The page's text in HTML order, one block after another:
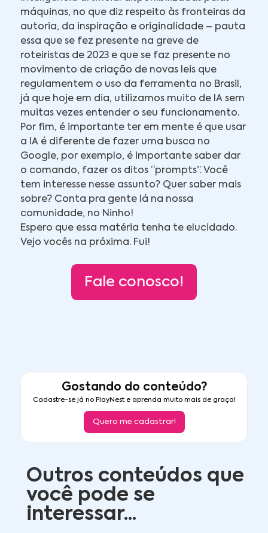
máquinas, no que diz respeito às fronteiras da
autoria, da inspiração e originalidade – pauta
essa que se fez presente na greve de
roteiristas de 2023 e que se faz presente no
movimento de criação de novas leis que
regulamentem o uso da ferramenta no Brasil,
já que hoje em dia, utilizamos muito de IA sem
muitas vezes entender o seu funcionamento.
Por fim, é importante ter em mente é que usar
a IA é diferente de fazer uma busca no
Google, por exemplo, é importante saber dar
o comando, fazer os ditos “prompts”. Você
tem interesse nesse assunto? Quer saber mais
sobre? Conta pra gente lá na nossa
comunidade, no Ninho!
Espero que essa matéria tenha te elucidado.
Vejo vocês na próxima. Fui!
Fale conosco!
Gostando do conteúdo?
Cadastre-se já no PlayNest e aprenda muito mais de graça!
Quero me cadastrar!
Outros conteúdos que
você pode se
interessar...